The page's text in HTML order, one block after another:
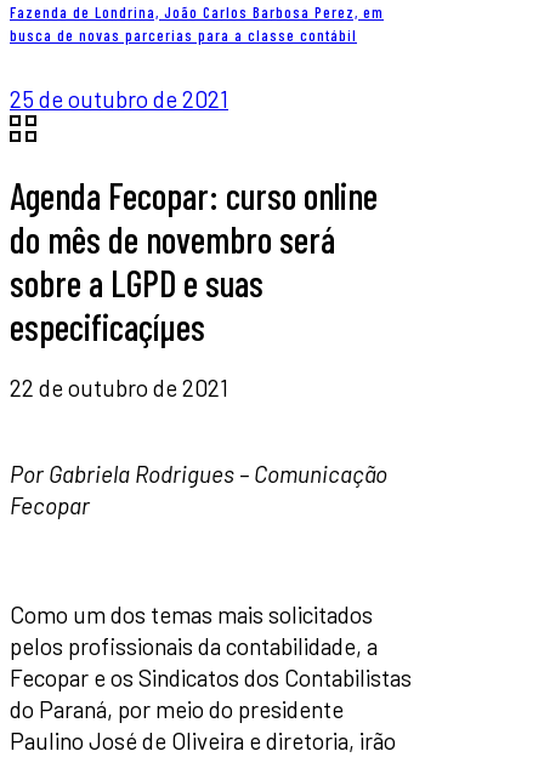
Fazenda de Londrina, João Carlos Barbosa Perez, em
busca de novas parcerias para a classe contábil
25 de outubro de 2021
Agenda Fecopar: curso online
do mês de novembro será
sobre a LGPD e suas
especificaçíµes
22 de outubro de 2021
Por Gabriela Rodrigues – Comunicação
Fecopar
Como um dos temas mais solicitados
pelos profissionais da contabilidade, a
Fecopar e os Sindicatos dos Contabilistas
do Paraná, por meio do presidente
Paulino José de Oliveira e diretoria, irão